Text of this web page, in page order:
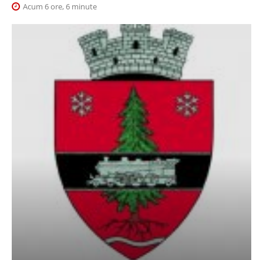
Acum 6 ore, 6 minute